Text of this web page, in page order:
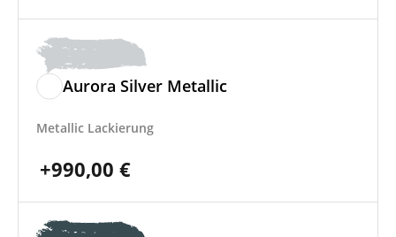
Aurora Silver Metallic
Metallic Lackierung
+990,00 €